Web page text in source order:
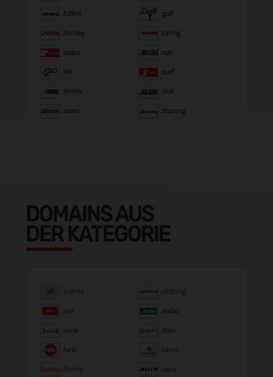
.futbol
.golf
.hockey
.racing
.rodeo
.run
.ski
.surf
.tennis
.club
.team
.training
DOMAINS AUS
DER KATEGORIE
.events
.clothing
.sex
.audio
.band
.date
.fans
.camp
.family
.navy